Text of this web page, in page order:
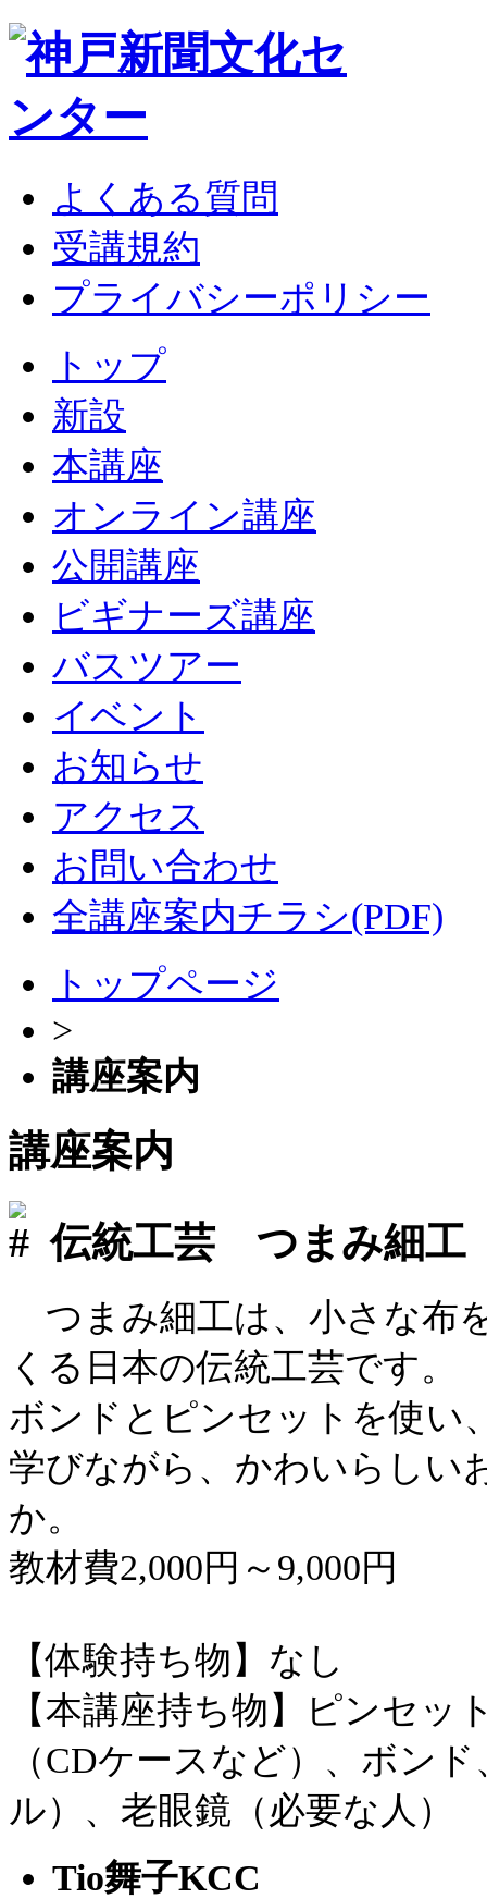
よくある質問
受講規約
プライバシーポリシー
トップ
新設
本講座
オンライン講座
公開講座
ビギナーズ講座
バスツアー
イベント
お知らせ
アクセス
お問い合わせ
全講座案内チラシ(PDF)
トップページ
>
講座案内
講座案内
伝統工芸 つまみ細工
つまみ細工は、小さな布
くる日本の伝統工芸です。
ボンドとピンセットを使い
学びながら、かわいらしい
か。
教材費2,000円～9,000円
【体験持ち物】なし
【本講座持ち物】ピンセ
（CDケースなど）、ボン
ル）、老眼鏡（必要な人）
Tio舞子KCC